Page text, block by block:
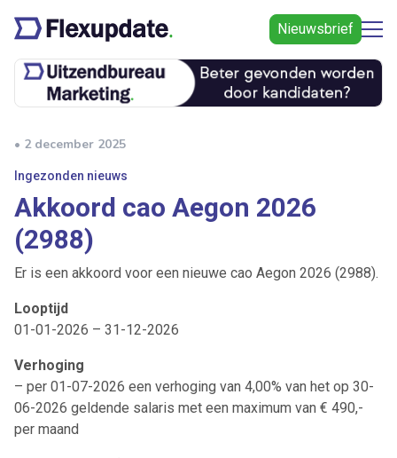
Nieuwsbrief
• 2 december 2025
Ingezonden nieuws
Akkoord cao Aegon 2026
(2988)
Er is een akkoord voor een nieuwe cao Aegon 2026 (2988).
Looptijd
01-01-2026 – 31-12-2026
Verhoging
– per 01-07-2026 een verhoging van 4,00% van het op 30-
06-2026 geldende salaris met een maximum van € 490,-
per maand